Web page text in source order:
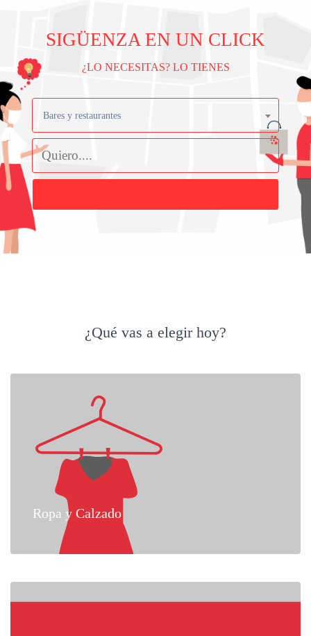
SIGÜENZA EN UN CLICK
¿LO NECESITAS? LO TIENES
Bares y restaurantes
¿Qué vas a elegir hoy?
Ropa y Calzado